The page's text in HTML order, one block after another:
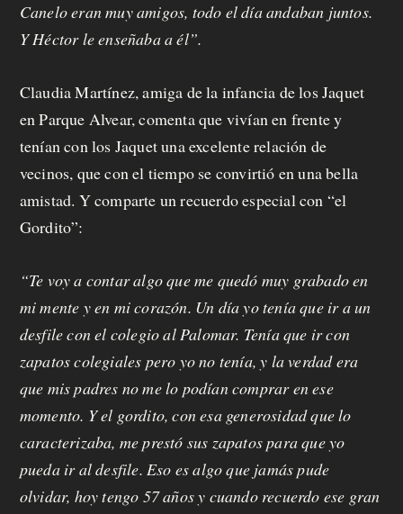
Canelo eran muy amigos, todo el día andaban juntos.
Y Héctor le enseñaba a él”.
Claudia Martínez, amiga de la infancia de los Jaquet
en Parque Alvear, comenta que vivían en frente y
tenían con los Jaquet una excelente relación de
vecinos, que con el tiempo se convirtió en una bella
amistad. Y comparte un recuerdo especial con “el
Gordito”:
“Te voy a contar algo que me quedó muy grabado en
mi mente y en mi corazón. Un día yo tenía que ir a un
desfile con el colegio al Palomar. Tenía que ir con
zapatos colegiales pero yo no tenía, y la verdad era
que mis padres no me lo podían comprar en ese
momento. Y el gordito, con esa generosidad que lo
caracterizaba, me prestó sus zapatos para que yo
pueda ir al desfile. Eso es algo que jamás pude
olvidar, hoy tengo 57 años y cuando recuerdo ese gran